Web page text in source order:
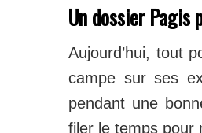
Un dossier Pagis
Aujourd’hui, tout
campe sur ses
pendant une
filer le temps pour